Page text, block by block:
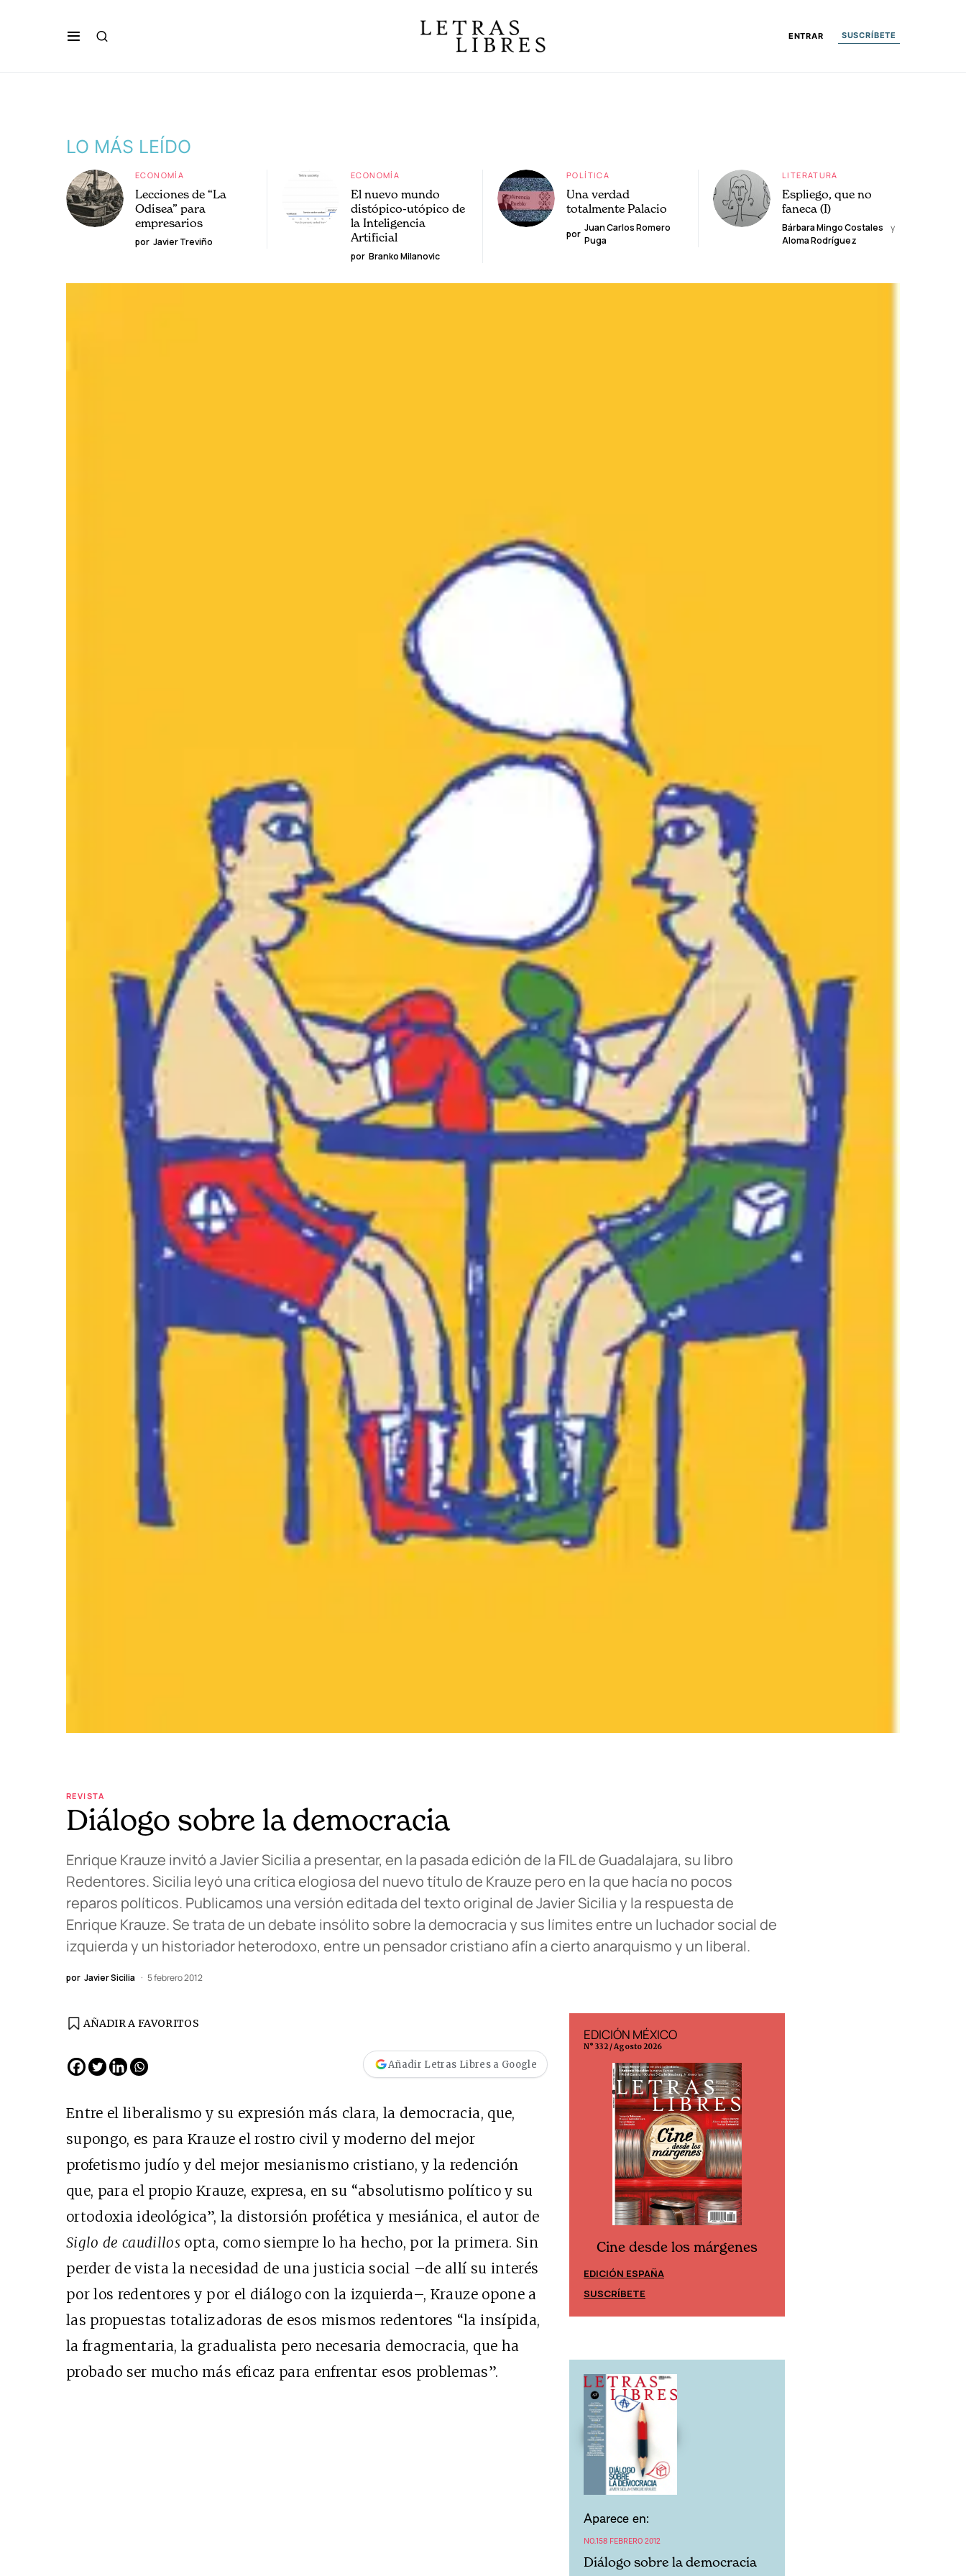
ENTRAR SUSCRÍBETE
LO MÁS LEÍDO
ECONOMÍA
Lecciones de “La
Odisea” para
empresarios
por Javier Treviño
ECONOMÍA
El nuevo mundo
distópico-utópico de
la Inteligencia
Artificial
por Branko Milanovic
POLÍTICA
Una verdad
totalmente Palacio
por
Juan Carlos Romero
Puga
LITERATURA
Espliego, que no
faneca (I)
Bárbara Mingo Costales
y
Aloma Rodríguez
REVISTA
Diálogo sobre la democracia
Enrique Krauze invitó a Javier Sicilia a presentar, en la pasada edición de la FIL de Guadalajara, su libro
Redentores. Sicilia leyó una crítica elogiosa del nuevo título de Krauze pero en la que hacía no pocos
reparos políticos. Publicamos una versión editada del texto original de Javier Sicilia y la respuesta de
Enrique Krauze. Se trata de un debate insólito sobre la democracia y sus límites entre un luchador social de
izquierda y un historiador heterodoxo, entre un pensador cristiano afín a cierto anarquismo y un liberal.
por Javier Sicilia 5 febrero 2012
AÑADIR A FAVORITOS
Añadir Letras Libres a Google
Entre el liberalismo y su expresión más clara, la democracia, que,
supongo, es para Krauze el rostro civil y moderno del mejor
profetismo judío y del mejor mesianismo cristiano, y la redención
que, para el propio Krauze, expresa, en su “absolutismo político y su
ortodoxia ideológica”, la distorsión profética y mesiánica, el autor de
Siglo de caudillos opta, como siempre lo ha hecho, por la primera. Sin
perder de vista la necesidad de una justicia social –de allí su interés
por los redentores y por el diálogo con la izquierda–, Krauze opone a
las propuestas totalizadoras de esos mismos redentores “la insípida,
la fragmentaria, la gradualista pero necesaria democracia, que ha
probado ser mucho más eficaz para enfrentar esos problemas”.
Cine desde los márgenes
EDICIÓN MÉXICO
SUSCRÍBETE
Cine desde los márgenes
EDICIÓN ESPAÑA
SUSCRÍBETE
EDICIÓN ESPAÑA
N° 299 / Agosto 2026
Cine desde los márgenes
EDICIÓN MÉXICO
SUSCRÍBETE
Aparece en:
NO.158 FEBRERO 2012
Diálogo sobre la democracia